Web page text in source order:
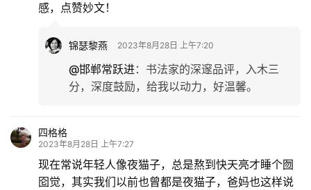
感，点赞妙文！
锦瑟黎燕 2023年8月28日 上午7:20
@邯郸常跃进： 书法家的深邃品评，入木三
分，深度鼓励，给我以动力，好温馨。
四格格
2023年8月28日 上午7:27
现在常说年轻人像夜猫子，总是熬到快天亮才睡个囫
囵觉，其实我们以前也曾都是夜猫子，爸妈也这样说